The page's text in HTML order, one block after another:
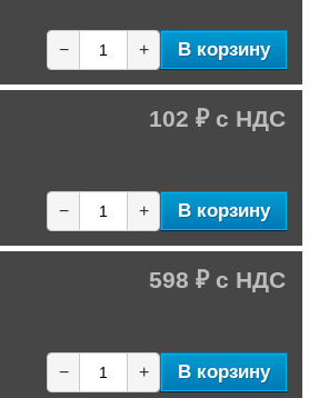
− + В корзину
102 ₽
− + В корзину
598 ₽
− + В корзину